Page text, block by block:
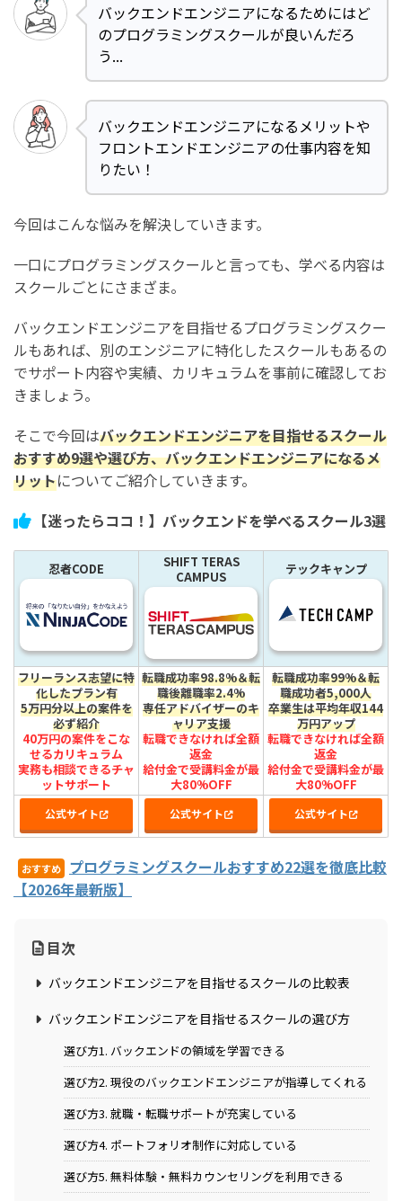
バックエンドエンジニアになるためにはど
のプログラミングスクールが良いんだろ
う...
バックエンドエンジニアになるメリットや
フロントエンドエンジニアの仕事内容を知
りたい！
今回はこんな悩みを解決していきます。
一口にプログラミングスクールと言っても、学べる内容は
スクールごとにさまざま。
バックエンドエンジニアを目指せるプログラミングスクー
ルもあれば、別のエンジニアに特化したスクールもあるの
でサポート内容や実績、カリキュラムを事前に確認してお
きましょう。
そこで今回はバックエンドエンジニアを目指せるスクール
おすすめ9選や選び方、バックエンドエンジニアになるメ
リットについてご紹介していきます。
【迷ったらココ！】バックエンドを学べるスクール3選
忍者CODE
SHIFT TERAS
CAMPUS
テックキャンプ
フリーランス志望に特
化したプラン有
5万円分以上の案件を
必ず紹介
40万円の案件をこな
せるカリキュラム
実務も相談できるチャ
ットサポート
転職成功率98.8%＆転
職後離職率2.4%
専任アドバイザーのキ
ャリア支援
転職できなければ全額
返金
給付金で受講料金が最
大80%OFF
転職成功率99%＆転
職成功者5,000人
卒業生は平均年収144
万円アップ
転職できなければ全額
返金
給付金で受講料金が最
大80%OFF
公式サイト 公式サイト 公式サイト
おすすめ
プログラミングスクールおすすめ22選を徹底比較
【2026年最新版】
目次
バックエンドエンジニアを目指せるスクールの比較表
バックエンドエンジニアを目指せるスクールの選び方
選び方1. バックエンドの領域を学習できる
選び方2. 現役のバックエンドエンジニアが指導してくれる
選び方3. 就職・転職サポートが充実している
選び方4. ポートフォリオ制作に対応している
選び方5. 無料体験・無料カウンセリングを利用できる